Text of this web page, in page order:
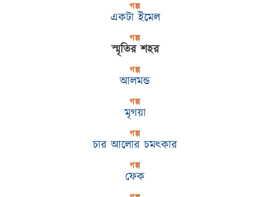
গল্প
একটা ইমেল
গল্প
স্মৃতির শহর
গল্প
আলমন্ড
গল্প
মৃগয়া
গল্প
চার আলোর চমৎকার
গল্প
ফেক